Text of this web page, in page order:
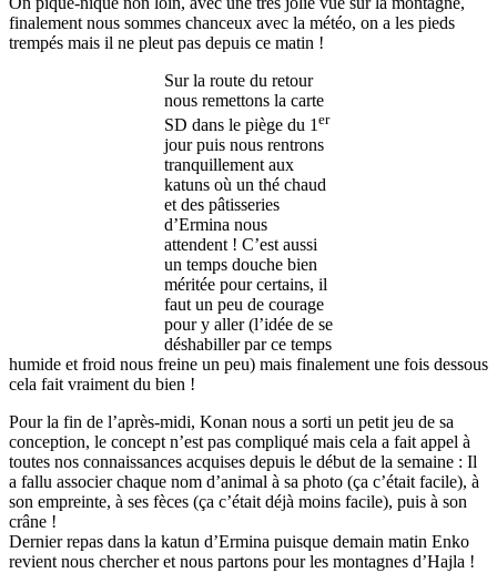
finalement nous sommes chanceux avec la météo, on a les pieds
trempés mais il ne pleut pas depuis ce matin !
Sur la route du retour
nous remettons la carte
SD dans le piège du 1 er
jour puis nous rentrons
tranquillement aux
katuns où un thé chaud
et des pâtisseries
d’Ermina nous
attendent ! C’est aussi
un temps douche bien
méritée pour certains, il
faut un peu de courage
pour y aller (l’idée de se
déshabiller par ce temps
humide et froid nous freine un peu) mais finalement une fois dessous
cela fait vraiment du bien !
Pour la fin de l’après-midi, Konan nous a sorti un petit jeu de sa
conception, le concept n’est pas compliqué mais cela a fait appel à
toutes nos connaissances acquises depuis le début de la semaine : Il
a fallu associer chaque nom d’animal à sa photo (ça c’était facile), à
son empreinte, à ses fèces (ça c’était déjà moins facile), puis à son
crâne !
Dernier repas dans la katun d’Ermina puisque demain matin Enko
revient nous chercher et nous partons pour les montagnes d’Hajla !